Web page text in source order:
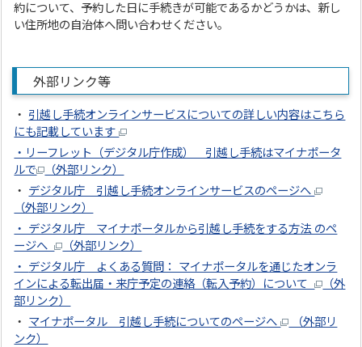
約について、予約した日に手続きが可能であるかどうかは、新し
い住所地の自治体へ問い合わせください。
外部リンク等
・ 引越し手続オンラインサービスについての詳しい内容はこちら
にも記載しています
・リーフレット（デジタル庁作成） 引越し手続はマイナポータ
ルで
（外部リンク）
・ デジタル庁 引越し手続オンラインサービスのページへ
（外部リンク）
・ デジタル庁 マイナポータルから引越し手続をする方法 のペ
ージへ
（外部リンク）
・ デジタル庁 よくある質問： マイナポータルを通じたオンラ
インによる転出届・来庁予定の連絡（転入予約）について
（外
部リンク）
・ マイナポータル 引越し手続についてのページへ
（外部リ
ンク）